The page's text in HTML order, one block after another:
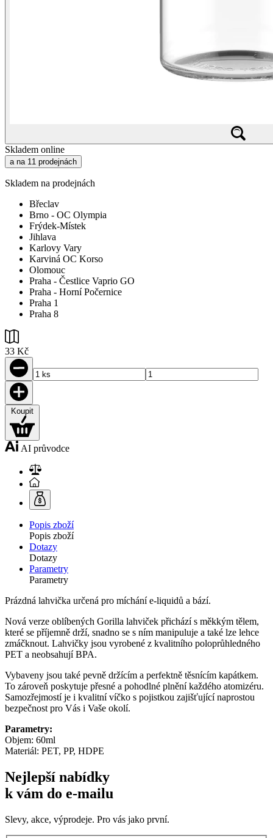
Skladem online
a na 11 prodejnách
Skladem na prodejnách
Břeclav
Brno - OC Olympia
Frýdek-Místek
Jihlava
Karlovy Vary
Karviná OC Korso
Olomouc
Praha - Čestlice Vaprio GO
Praha - Horní Počernice
Praha 1
Praha 8
33 Kč
AI průvodce
Popis zboží
Popis zboží
Dotazy
Dotazy
Parametry
Parametry
Prázdná lahvička určená pro míchání e-liquidů a bází.
Nová verze oblíbených Gorilla lahviček přichází s měkkým tělem,
které se příjemně drží, snadno se s ním manipuluje a také lze lehce
zmáčknout. Lahvičky jsou vyrobené z kvalitního poloprůhledného
PET a neobsahují BPA.
Vybaveny jsou také pevně držícím a perfektně těsnícím kapátkem.
To zároveň poskytuje přesné a pohodlné plnění každého atomizéru.
Samozřejmostí je i kvalitní víčko s pojistkou zajišťující naprostou
bezpečnost pro Vás i Vaše okolí.
Parametry:
Objem: 60ml
Materiál: PET, PP, HDPE
Nejlepší nabídky
k vám do e-mailu
Slevy, akce, výprodeje. Pro vás jako první.